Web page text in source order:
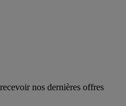
nos dernières offres